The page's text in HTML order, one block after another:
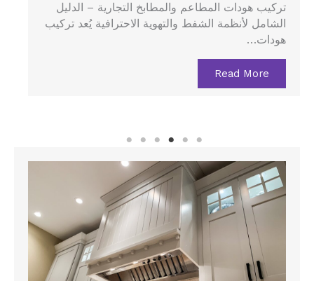
هود الستانلس في جدة – الدليل الشامل لتركيب هود
المطاعم والمطابخ المركزية يُعد هود الستانلس…
Read More